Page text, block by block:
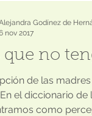
que no
de las
el diccionario de
como
Godínez de
nov 2017